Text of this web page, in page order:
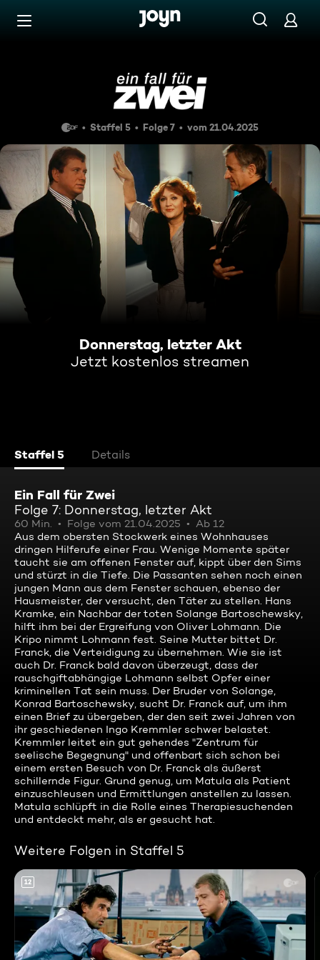
Zum Inhalt springen
Donnerstag, letzter Akt
Staffel 5 Folge 7 vom 21.04.2025
Donnerstag, letzter Akt
Jetzt kostenlos streamen
Staffel 5 Details
Ein Fall für Zwei
Folge 7: Donnerstag, letzter Akt
60 Min. Folge vom 21.04.2025
Ab 12
Aus dem obersten Stockwerk eines Wohnhauses
dringen Hilferufe einer Frau. Wenige Momente später
taucht sie am offenen Fenster auf, kippt über den Sims
und stürzt in die Tiefe. Die Passanten sehen noch einen
jungen Mann aus dem Fenster schauen, ebenso der
Hausmeister, der versucht, den Täter zu stellen. Hans
Kramke, ein Nachbar der toten Solange Bartoschewsky,
hilft ihm bei der Ergreifung von Oliver Lohmann. Die
Kripo nimmt Lohmann fest. Seine Mutter bittet Dr.
Franck, die Verteidigung zu übernehmen. Wie sie ist
auch Dr. Franck bald davon überzeugt, dass der
rauschgiftabhängige Lohmann selbst Opfer einer
kriminellen Tat sein muss. Der Bruder von Solange,
Konrad Bartoschewsky, sucht Dr. Franck auf, um ihm
einen Brief zu übergeben, der den seit zwei Jahren von
ihr geschiedenen Ingo Kremmler schwer belastet.
Kremmler leitet ein gut gehendes "Zentrum für
seelische Begegnung" und offenbart sich schon bei
einem ersten Besuch von Dr. Franck als äußerst
schillernde Figur. Grund genug, um Matula als Patient
einzuschleusen und Ermittlungen anstellen zu lassen.
Matula schlüpft in die Rolle eines Therapiesuchenden
und entdeckt mehr, als er gesucht hat.
Weitere Folgen in Staffel 5
12